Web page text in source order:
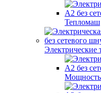
Тепломаш
Электрические